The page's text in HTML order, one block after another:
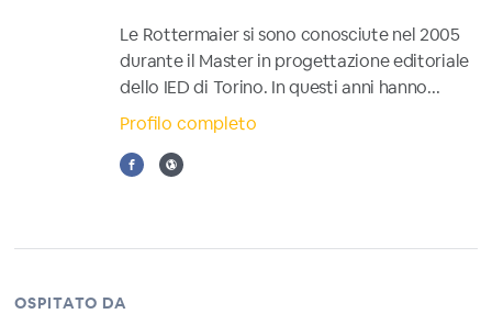
Le Rottermaier si sono conosciute nel 2005
durante il Master in progettazione editoriale
dello IED di Torino. In questi anni hanno...
Profilo completo
OSPITATO DA